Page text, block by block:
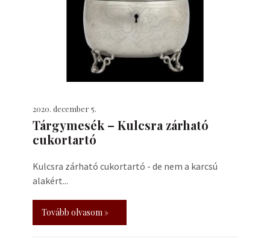
2020. december 5.
Tárgymesék – Kulcsra zárható
cukortartó
Kulcsra zárható cukortartó - de nem a karcsú
alakért...
Tovább olvasom »